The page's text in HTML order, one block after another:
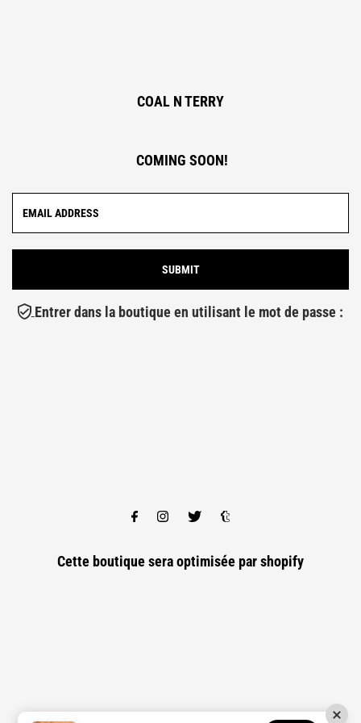
COAL N TERRY
COMING SOON!
Entrer dans la boutique en utilisant le mot de passe :
Cette boutique sera optimisée parshopify